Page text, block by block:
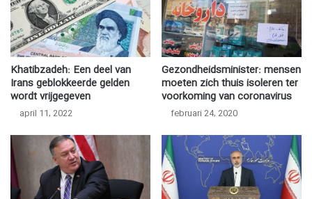
Khatibzadeh: Een deel van
Irans geblokkeerde gelden
wordt vrijgegeven
april 11, 2022
Gezondheidsminister: mensen
moeten zich thuis isoleren ter
voorkoming van coronavirus
februari 24, 2020